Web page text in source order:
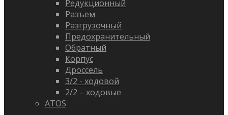
Редукционный
Разъем
Разгрузочный
Предохранительный
Обратный
Корпус
Дроссель
3/2 - ходовой
2/2 – ходовые
ATOS